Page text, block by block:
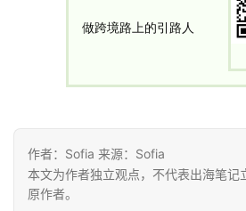
案
例
拆
做跨境路上的引路人
作者：Sofia 来源：Sofia
本文为作者独立观点，不代表出海笔记
原作者。